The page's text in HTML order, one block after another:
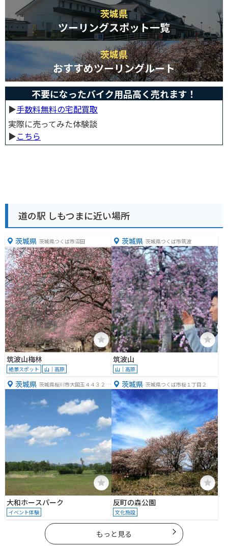
茨城県
ツーリングスポット一覧
茨城県
おすすめツーリングルート
不要になったバイク用品高く売れます！
▶︎手数料無料の宅配買取
実際に売ってみた体験談
▶︎こちら
道の駅 しもつまに近い場所
茨城県 茨城県つくば市沼田
筑波山梅林
絶景スポット 山｜高原
茨城県 茨城県つくば市筑波
筑波山
山｜高原
茨城県 茨城県桜川市大国玉４４３２
大和ホースパーク
イベント体験
茨城県 茨城県つくば市桜１丁目２
反町の森公園
文化施設
もっと見る